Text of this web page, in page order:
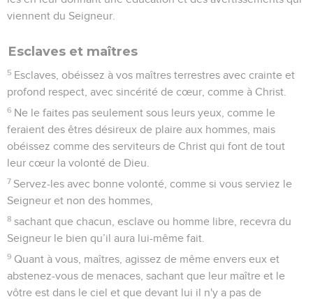
viennent du Seigneur.
Esclaves et maîtres
5 Esclaves, obéissez à vos maîtres terrestres avec crainte et
profond respect, avec sincérité de cœur, comme à Christ.
6 Ne le faites pas seulement sous leurs yeux, comme le
feraient des êtres désireux de plaire aux hommes, mais
obéissez comme des serviteurs de Christ qui font de tout
leur cœur la volonté de Dieu.
7 Servez-les avec bonne volonté, comme si vous serviez le
Seigneur et non des hommes,
8 sachant que chacun, esclave ou homme libre, recevra du
Seigneur le bien qu’il aura lui-même fait.
9 Quant à vous, maîtres, agissez de même envers eux et
abstenez-vous de menaces, sachant que leur maître et le
vôtre est dans le ciel et que devant lui il n'y a pas de